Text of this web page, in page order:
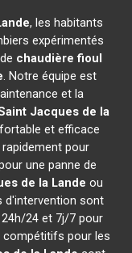
, les habitants
expérimentés
chaudière fioul
. Notre équipe est
et la
Jacques de la
et efficace
pour
une panne de
de la Lande ou
d'intervention sont
24 et 7j/7 pour
compétitifs pour les